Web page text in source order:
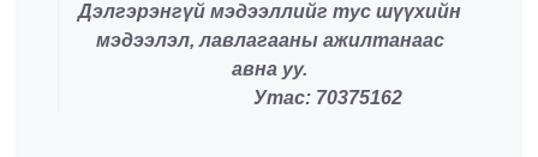
Дэлгэрэнгүй мэдээллийг тус шүүхийн
мэдээлэл, лавлагааны ажилтанаас
авна уу.
Утас: 70375162